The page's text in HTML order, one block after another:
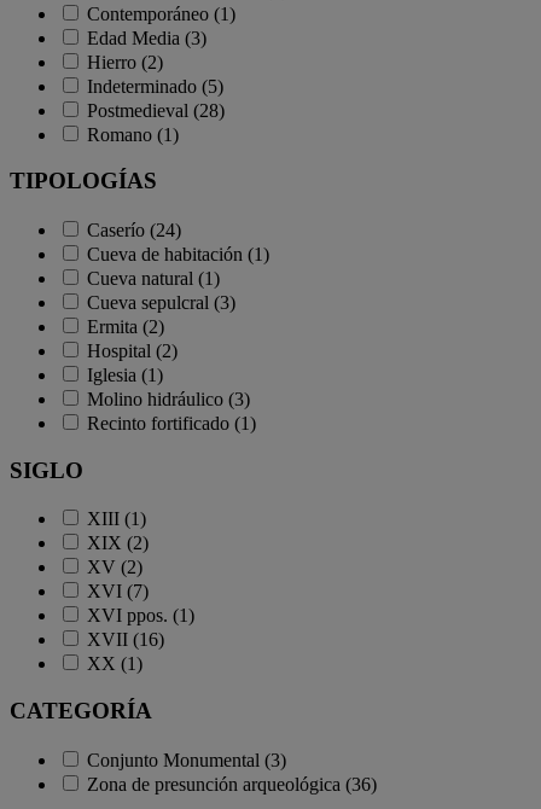
Contemporáneo (1)
Edad Media (3)
Hierro (2)
Indeterminado (5)
Postmedieval (28)
Romano (1)
TIPOLOGÍAS
Caserío (24)
Cueva de habitación (1)
Cueva natural (1)
Cueva sepulcral (3)
Ermita (2)
Hospital (2)
Iglesia (1)
Molino hidráulico (3)
Recinto fortificado (1)
SIGLO
XIII (1)
XIX (2)
XV (2)
XVI (7)
XVI ppos. (1)
XVII (16)
XX (1)
CATEGORÍA
Conjunto Monumental (3)
Zona de presunción arqueológica (36)